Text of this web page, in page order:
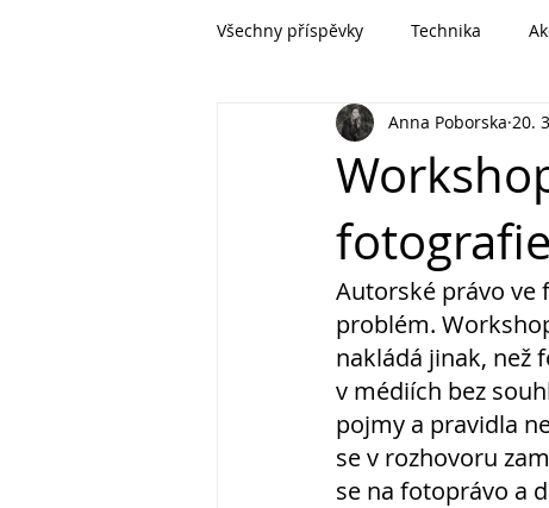
Všechny příspěvky Technika
Anna Poborska 20.
Autorské právo ve
problém.
nakládá jinak, než
v médiích bez
pojmy a pravidla
se v rozhovoru
se na fotoprávo a